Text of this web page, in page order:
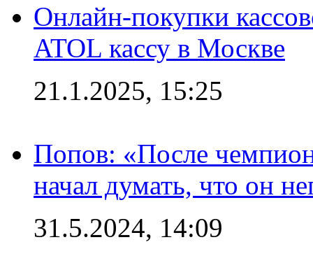
Онлайн-покупки
ATOL кассу в Москве
21.1.2025, 15:25
Попов: «После
начал думать, что он
31.5.2024, 14:09